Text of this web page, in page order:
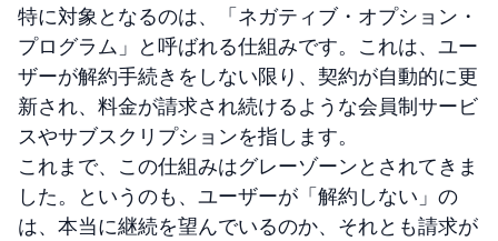
特に対象となるのは、「ネガティブ・オプション・
プログラム」と呼ばれる仕組みです。これは、ユー
ザーが解約手続きをしない限り、契約が自動的に更
新され、料金が請求され続けるような会員制サービ
スやサブスクリプションを指します。
これまで、この仕組みはグレーゾーンとされてきま
した。というのも、ユーザーが「解約しない」の
は、本当に継続を望んでいるのか、それとも請求が